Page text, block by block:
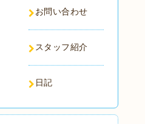
お問い合わせ
スタッフ紹介
日記